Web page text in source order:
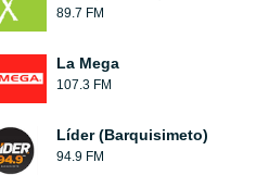
89.7 FM
La Mega
107.3 FM
Líder (Barquisimeto)
94.9 FM